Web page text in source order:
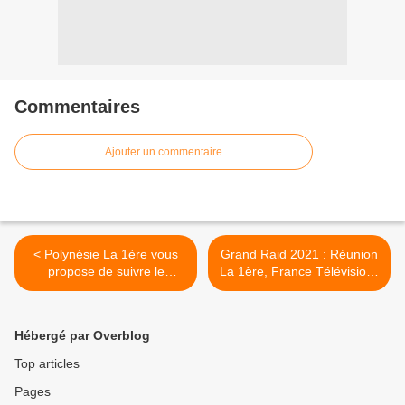
Commentaires
Ajouter un commentaire
< Polynésie La 1ère vous
propose de suivre le
concert solidaire d'Octobre
Grand Raid 2021 : Réunion
La 1ère, France Télévisions
et Globecast ont
Hébergé par Overblog
Top articles
Pages